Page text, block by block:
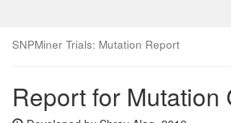
SNPMiner Trials: Mutation Report
Report for Mutation